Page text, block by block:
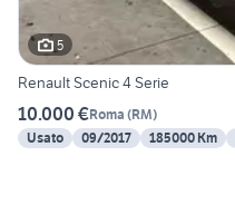
5
Renault Scenic 4 Serie
10.000 €Roma (RM)
Usato
09/2017 185000 Km